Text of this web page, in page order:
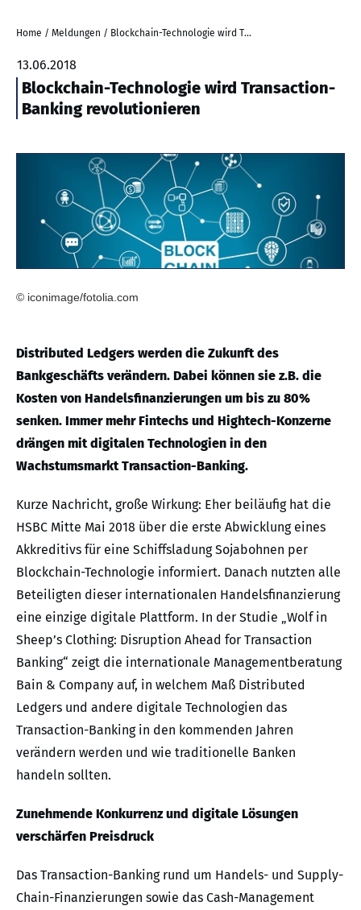
Home / Meldungen / Blockchain-Technologie wird Transaction-Banking revolutionieren
13.06.2018
Blockchain-Technologie wird Transaction-
Banking revolutionieren
© iconimage/fotolia.com
Distributed Ledgers werden die Zukunft des
Bankgeschäfts verändern. Dabei können sie z.B. die
Kosten von Handelsfinanzierungen um bis zu 80%
senken. Immer mehr Fintechs und Hightech-Konzerne
drängen mit digitalen Technologien in den
Wachstumsmarkt Transaction-Banking.
Kurze Nachricht, große Wirkung: Eher beiläufig hat die
HSBC Mitte Mai 2018 über die erste Abwicklung eines
Akkreditivs für eine Schiffsladung Sojabohnen per
Blockchain-Technologie informiert. Danach nutzten alle
Beteiligten dieser internationalen Handelsfinanzierung
eine einzige digitale Plattform. In der Studie „Wolf in
Sheep’s Clothing: Disruption Ahead for Transaction
Banking“ zeigt die internationale Managementberatung
Bain & Company auf, in welchem Maß Distributed
Ledgers und andere digitale Technologien das
Transaction-Banking in den kommenden Jahren
verändern werden und wie traditionelle Banken
handeln sollten.
Zunehmende Konkurrenz und digitale Lösungen
verschärfen Preisdruck
Das Transaction-Banking rund um Handels- und Supply-
Chain-Finanzierungen sowie das Cash-Management